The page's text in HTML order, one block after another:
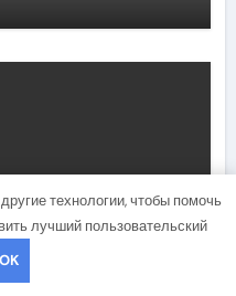
технологии, чтобы помочь
лучший пользовательский
OK